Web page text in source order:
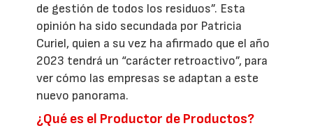
de gestión de todos los residuos”. Esta
opinión ha sido secundada por Patricia
Curiel, quien a su vez ha afirmado que el año
2023 tendrá un “carácter retroactivo”, para
ver cómo las empresas se adaptan a este
nuevo panorama.
¿Qué es el Productor de Productos?